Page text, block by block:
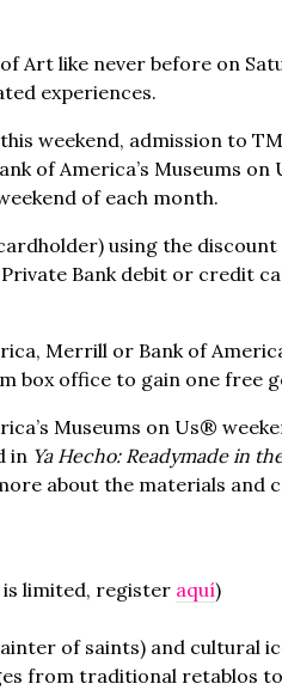
Art like never before on
experiences.
weekend, admission to
of America’s Museums
of each month.
using the discount
Bank debit or credit
Merrill or Bank of
box office to gain one free
Museums on Us®
in Ya Hecho: Readymade in
about the materials
is limited, register aquí)
of saints) and cultural
from traditional retablos